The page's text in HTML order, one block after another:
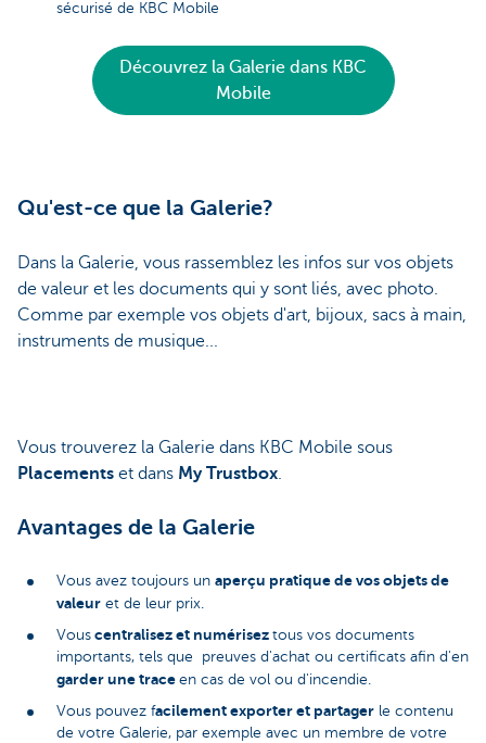
sécurisé de KBC Mobile
Découvrez la Galerie dans KBC
Mobile
Qu'est-ce que la Galerie?
Dans la Galerie, vous rassemblez les infos sur vos objets
de valeur et les documents qui y sont liés, avec photo.
Comme par exemple vos objets d'art, bijoux, sacs à main,
instruments de musique...
Vous trouverez la Galerie dans KBC Mobile sous
Placements et dans My Trustbox.
Avantages de la Galerie
Vous avez toujours un aperçu pratique de vos objets de
valeur et de leur prix.
Vous centralisez et numérisez tous vos documents
importants, tels que preuves d'achat ou certificats afin d'en
garder une trace en cas de vol ou d'incendie.
Vous pouvez facilement exporter et partager le contenu
de votre Galerie, par exemple avec un membre de votre